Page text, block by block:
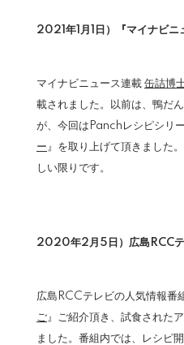
2021年1月1日）『マイナビニ
マイナビニュース連載 缶詰博
載されました。以前は、鴨だ
が、今回はPanchレシピシリ
ー』を取り上げて頂きました
しい限りです。
2020年2月5日）広島RCCテ
広島RCCテレビの人気情報番
ご』ご紹介頂き、試食された
ました。番組内では、レシピ